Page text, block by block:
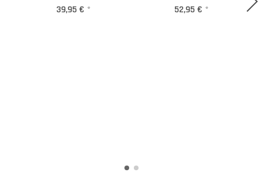
39,95 € * 52,95 € *